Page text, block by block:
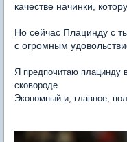
качестве начинки,
Но сейчас Плацинду с
с огромным
Я предпочитаю плацинду
сковороде.
Экономный и, главное,